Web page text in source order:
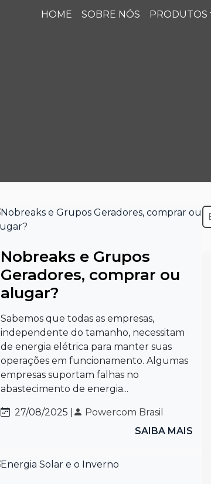
HOME SOBRE NÓS PRODUTOS
Nobreaks e Grupos
Geradores, comprar ou
alugar?
Sabemos que todas as empresas,
independente do tamanho, necessitam
de energia elétrica para manter suas
operações em funcionamento. Algumas
empresas suportam falhas no
abastecimento de energia...
27/08/2025 |
Powercom Brasil
SAIBA MAIS